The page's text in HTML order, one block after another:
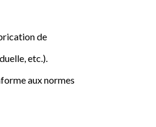
de
etc.).
aux normes